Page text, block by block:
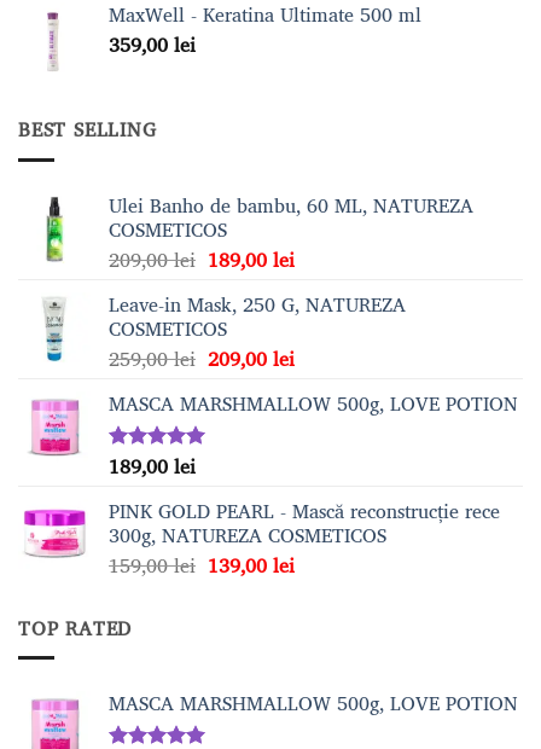
MaxWell - Keratina Ultimate 500 ml
359,00lei
BEST SELLING
Ulei Banho de bambu, 60 ML, NATUREZA
COSMETICOS
209,00lei Prețul
a
fost:
209,00 lei.
189,00leiPrețul
este:
Leave-in Mask, 250 G, NATUREZA
COSMETICOS
259,00lei Prețul
a
209,00leiPrețul
este:
MASCA MARSHMALLOW 500g, LOVE POTION
Evaluat la
5.00din 5
189,00lei
PINK GOLD PEARL - Mască reconstrucție rece
300g, NATUREZA COSMETICOS
159,00lei Prețul
139,00leiPrețul
TOP RATED
MASCA MARSHMALLOW 500g, LOVE POTION